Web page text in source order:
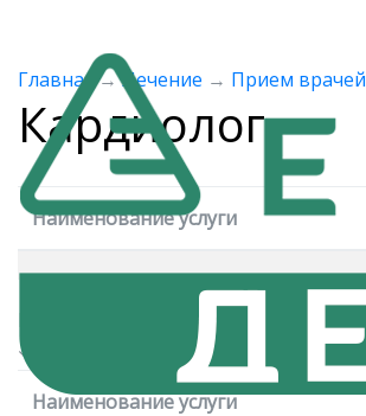
Главная →Лечение → Прием врачей
Кардиолог
Наименование услуги
Наименование услуги